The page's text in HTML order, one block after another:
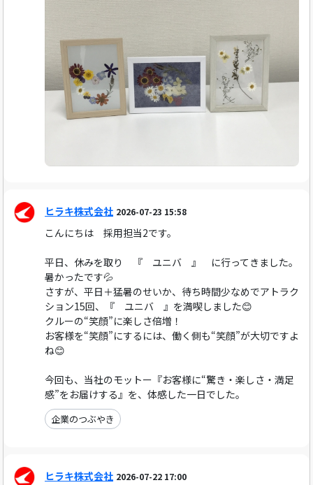
ヒラキ株式会社 2026-07-23 15:58
こんにちは 採用担当2です。
平日、休みを取り 『 ユニバ 』 に行ってきました。
暑かったです💦
さすが、平日＋猛暑のせいか、待ち時間少なめでアトラク
ション15回、『 ユニバ 』を満喫しました😊
クルーの“笑顔”に楽しさ倍増！
お客様を“笑顔”にするには、働く側も“笑顔”が大切ですよ
ね😊
今回も、当社のモットー『お客様に“驚き・楽しさ・満足
感”をお届けする』を、体感した一日でした。
企業のつぶやき
ヒラキ株式会社 2026-07-22 17:00